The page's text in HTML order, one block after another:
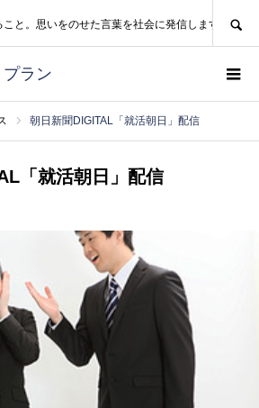
ラン
と。思いをのせた言葉を社会に発信します。
朝日新聞DIGITAL「就活朝日」配信
「就活朝日」配信